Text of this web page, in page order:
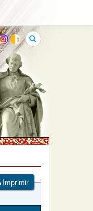
Buscar
Imprimir